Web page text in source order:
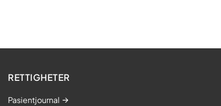
RETTIGHETER
Pasientjournal